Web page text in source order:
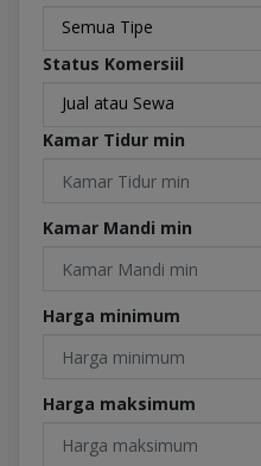
Semua Tipe
Status Komersiil
Jual atau Sewa
Kamar Tidur min
Kamar Mandi min
Harga minimum
Harga maksimum